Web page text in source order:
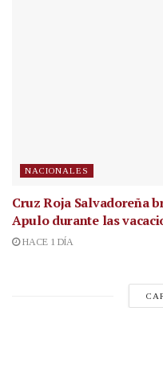
NACIONALES
Cruz Roja Salvadoreña
Apulo durante las
HACE 1 DÍA